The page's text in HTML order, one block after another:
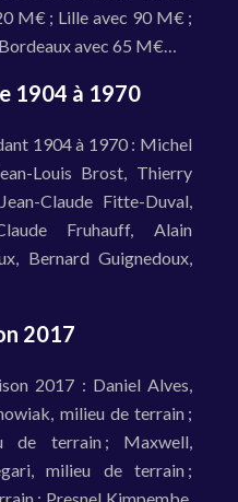
M€ ; Lille avec 90 M€ ;
avec 65 M€…
1904 à 1970
1904 à 1970 : Michel
Louis Brost, Thierry
Claude Fitte-Duval,
Fruhauff, Alain
Bernard Guignedoux,
2017
2017 : Daniel Alves,
milieu de terrain ;
de terrain ; Maxwell,
milieu de terrain ;